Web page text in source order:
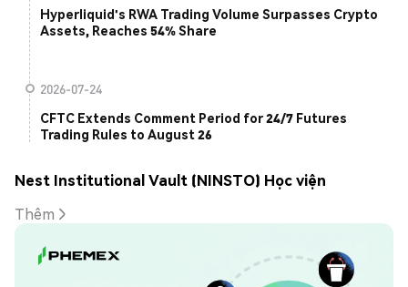
Hyperliquid's RWA Trading Volume Surpasses Crypto
Assets, Reaches 54% Share
2026-07-24
CFTC Extends Comment Period for 24/7 Futures
Trading Rules to August 26
Nest Institutional Vault (NINSTO) Học viện
Thêm